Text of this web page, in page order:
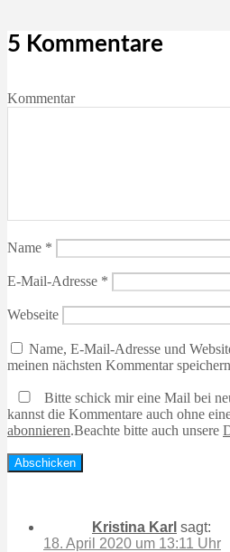
5 Kommentare
Kommentar
Name *
E-Mail-Adresse *
Webseite
Name, E-Mail-Adresse und
meinen nächsten Kommentar
Bitte schick mir eine Mail bei
kannst die Kommentare auch ohne
abonnieren.Beachte bitte auch unsere
Kristina Karl sagt:
18. April 2020 um 13:11 Uhr